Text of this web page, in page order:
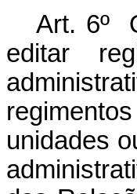
Art. 6º
editar
unidades